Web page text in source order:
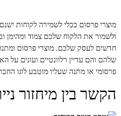
מוצרי פרסום ככלי לשמירה לקוחות
ולשמור את הלקוח שלכם צמוד ומהימן
חדשים לעסק שלכם. מוצרי פרסום
שלהם והם עדיין רלוונטיים ועונים על
פרסומי או מתנה שעליו מוטבע לוגו
הקשר בין מיחזור